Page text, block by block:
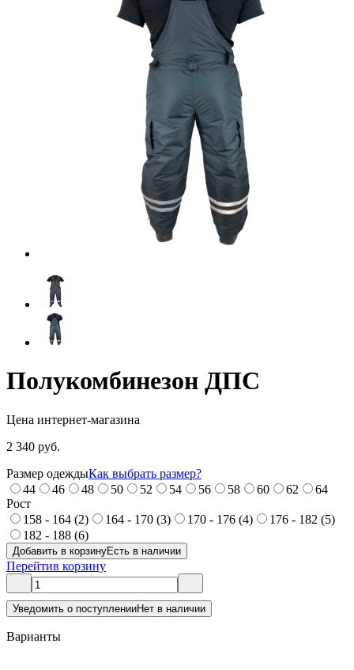
Полукомбинезон ДПС
Цена интернет-магазина
2 340 руб.
Размер одеждыКак выбрать размер?
44
46 48 50 52 54 56 58 60 62
64
Рост
158 - 164 (2)
164 - 170 (3) 170 - 176 (4)
176 - 182 (5)
182 - 188 (6)
Добавить в корзинуЕсть в наличии
Перейтив корзину
Уведомить о поступленииНет в наличии
Варианты